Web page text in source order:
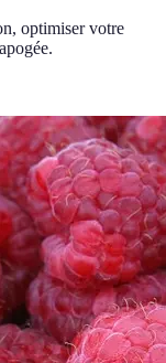
optimiser votre